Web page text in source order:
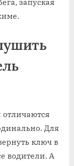
Для
ключ в
водители. А